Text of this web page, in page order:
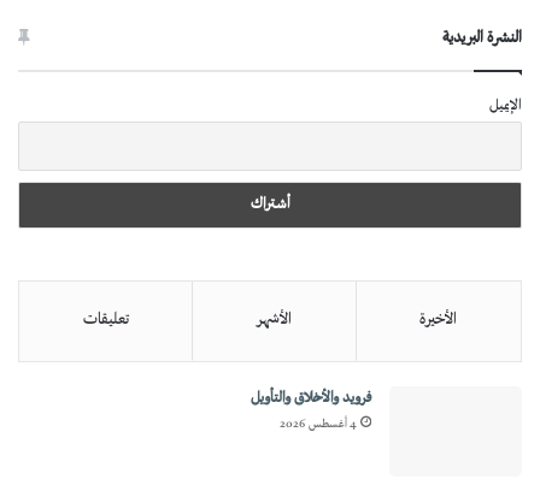
النشرة البريدية
الإيميل
الأخيرة الأشهر تعليقات
فرويد والأخلاق والتأويل
4 أغسطس 2026